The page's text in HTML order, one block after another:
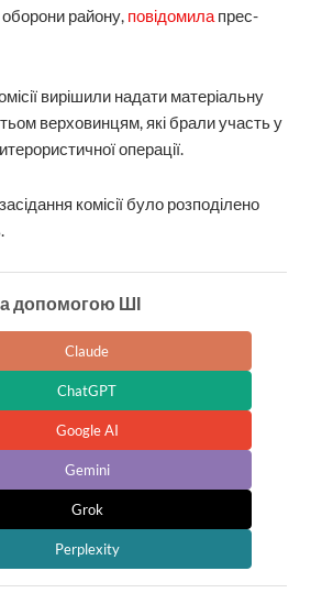
оборони району, повідомила прес-
вирішили надати матеріальну
верховинцям, які брали участь у
операції.
комісії було розподілено
допомогою ШІ
Claude
ChatGPT
Google AI
Gemini
Grok
Perplexity